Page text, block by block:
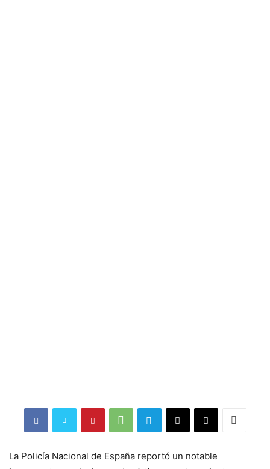
La Policía Nacional de España reportó un notable